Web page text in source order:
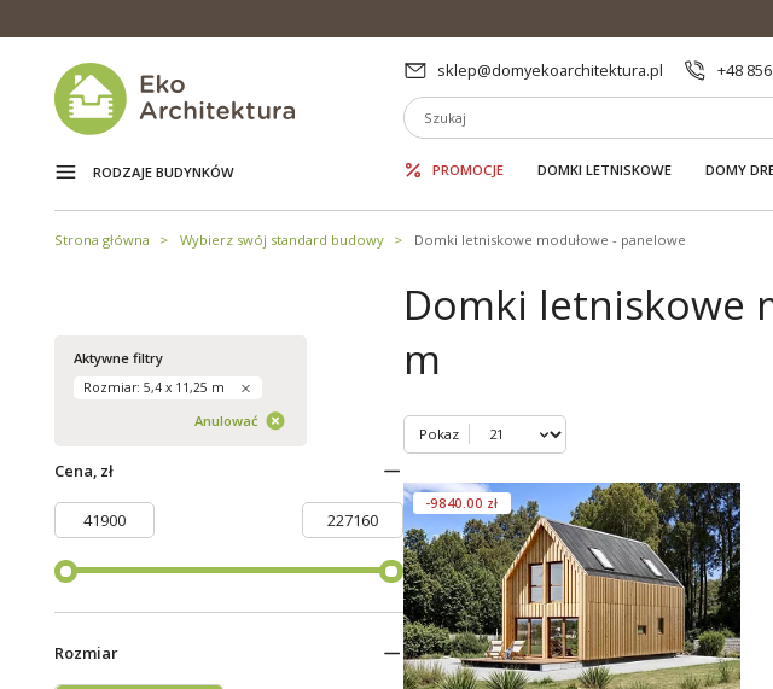
sklep@domyekoarchitektura.pl +48
RODZAJE BUDYNKÓW PROMOCJE DOMKI LETNISKOWE DOMY
Strona główna Wybierz swój standard budowy Domki letniskowe modułowe - panelowe
Aktywne filtry
Rozmiar: 5,4 x 11,25 m
Anulować
Cena, zł
Rozmiar
Domki letniskowe
m
Pokaz
-9840.00 zł